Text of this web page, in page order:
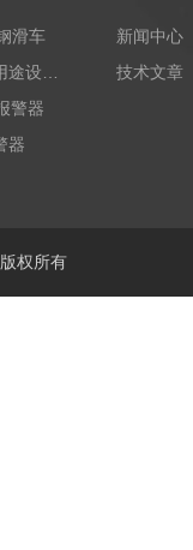
滑车
警器
器
新闻中心
技术文章
权所有